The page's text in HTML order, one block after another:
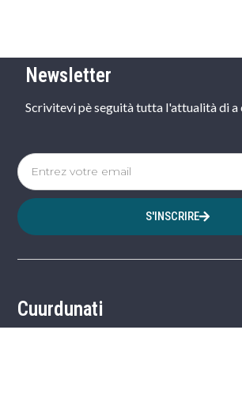
Newsletter
Scrivitevi pè seguità tutta l'attualità di a
S'INSCRIRE
Cuurdunati